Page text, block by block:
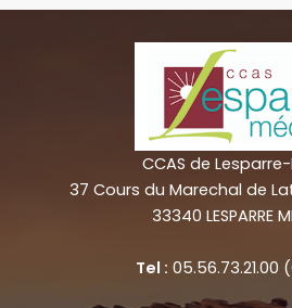
CCAS de
37 Cours du Marechal de
33340 LESPARRE
Tel : 05.56.73.21.00